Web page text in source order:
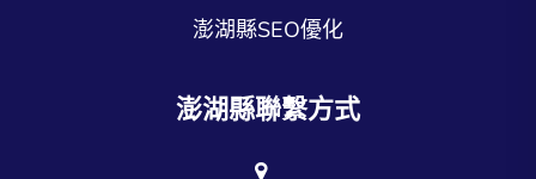
澎湖縣SEO優化
澎湖縣聯繫方式